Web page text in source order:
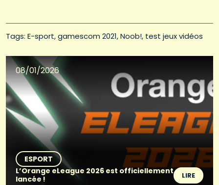
Tags: E-sport gamescom 2021 Noob! test jeux vidéos
08/01/2026
ESPORT
L’Orange eLeague 2026 est officiellement
lancée !
LIRE